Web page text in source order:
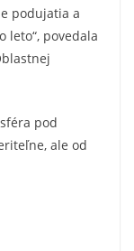
podujatia a
leto“, povedala
pod
ale od